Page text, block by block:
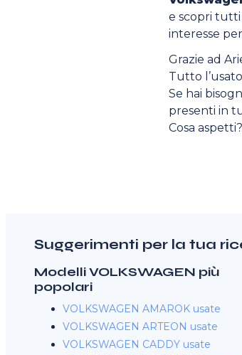
e scopri
interesse
Grazie ad
Tutto
Se hai
presenti in
Cosa
Suggerimenti per la tua
Modelli VOLKSWAGEN più
popolari
VOLKSWAGEN AMAROK usate
VOLKSWAGEN ARTEON usate
VOLKSWAGEN CADDY usate